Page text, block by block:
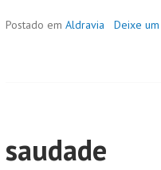
Postado em Aldravia Deixe
saudade